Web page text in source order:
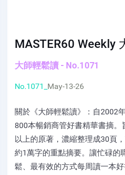
MASTER60 Weekly
大師輕鬆讀 - No.1071
No.1071_ May-13-26
關於《大師輕鬆讀》：自2002
800本暢銷商管好書精華書摘
以上的原著，濃縮整理成30頁
約1萬字的重點摘要。讓忙碌的
鬆、最有效的方式每周讀一本